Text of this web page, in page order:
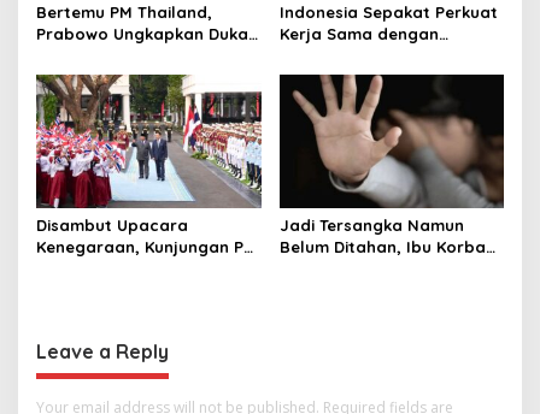
Bertemu PM Thailand,
Prabowo Ungkapkan Duka
Selamat Ulang Tahun ke
Raja Thailand
Indonesia Sepakat Perkuat
Kerja Sama dengan
hingga Ekonomi Digital
Disambut Upacara
Kenegaraan, Kunjungan PM
Jadi Tersangka Namun
Belum Ditahan, Ibu Korban
Leave a Reply
Your email address will not be published. Required fields are